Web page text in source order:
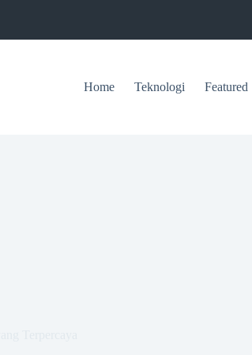
Home Teknologi Featured